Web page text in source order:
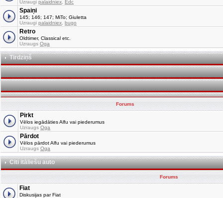
Uzraugi palaidniex Edc
Spaiņi
145; 146; 147; MiTo; Giuletta
Uzraugi palaidniex bugo
Retro
Oldtimer, Classical etc.
Uzraugs Oga
Tirdziņš
Forums
Pirkt
Vēlos iegādāties Alfu vai piederumus
Uzraugs Oga
Pārdot
Vēlos pārdot Alfu vai piederumus
Uzraugs Oga
Citi itāliešu auto
Forums
Fiat
Diskusijas par Fiat